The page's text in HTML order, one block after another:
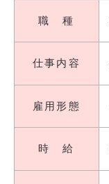
職 種
仕事内容
雇用形態
時 給